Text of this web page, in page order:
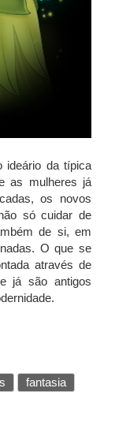
ideário da típica
as mulheres já
os novos
só cuidar de
de si, em
O que se
através de
já são antigos
fantasia